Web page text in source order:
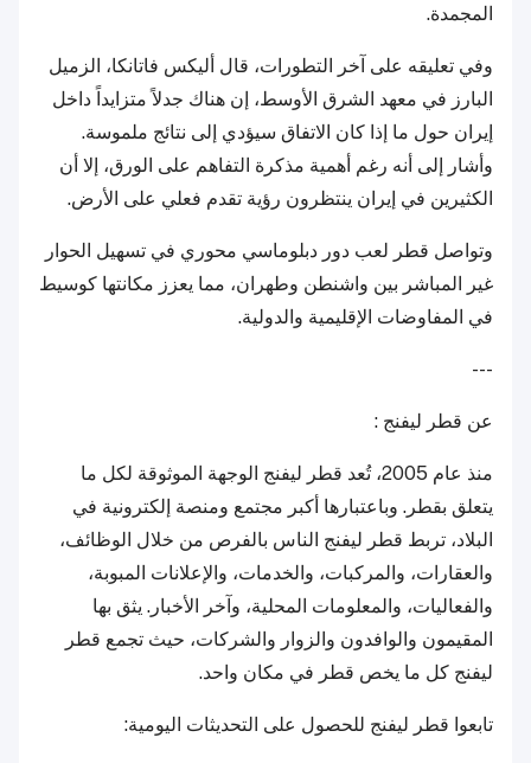
المجمدة.
وفي تعليقه على آخر التطورات، قال أليكس فاتانكا، الزميل
البارز في معهد الشرق الأوسط، إن هناك جدلاً متزايداً داخل
إيران حول ما إذا كان الاتفاق سيؤدي إلى نتائج ملموسة.
وأشار إلى أنه رغم أهمية مذكرة التفاهم على الورق، إلا أن
الكثيرين في إيران ينتظرون رؤية تقدم فعلي على الأرض.
وتواصل قطر لعب دور دبلوماسي محوري في تسهيل الحوار
غير المباشر بين واشنطن وطهران، مما يعزز مكانتها كوسيط
في المفاوضات الإقليمية والدولية.
---
عن قطر ليفنج :
منذ عام 2005، تُعد قطر ليفنج الوجهة الموثوقة لكل ما
يتعلق بقطر. وباعتبارها أكبر مجتمع ومنصة إلكترونية في
البلاد، تربط قطر ليفنج الناس بالفرص من خلال الوظائف،
والعقارات، والمركبات، والخدمات، والإعلانات المبوبة،
والفعاليات، والمعلومات المحلية، وآخر الأخبار. يثق بها
المقيمون والوافدون والزوار والشركات، حيث تجمع قطر
ليفنج كل ما يخص قطر في مكان واحد.
تابعوا قطر ليفنج للحصول على التحديثات اليومية: